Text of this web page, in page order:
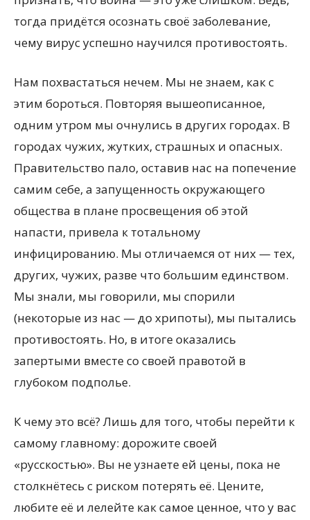
тогда придётся осознать своё заболевание,
чему вирус успешно научился противостоять.
Нам похвастаться нечем. Мы не знаем, как с
этим бороться. Повторяя вышеописанное,
одним утром мы очнулись в других городах. В
городах чужих, жутких, страшных и опасных.
Правительство пало, оставив нас на попечение
самим себе, а запущенность окружающего
общества в плане просвещения об этой
напасти, привела к тотальному
инфицированию. Мы отличаемся от них — тех,
других, чужих, разве что большим единством.
Мы знали, мы говорили, мы спорили
(некоторые из нас — до хрипоты), мы пытались
противостоять. Но, в итоге оказались
запертыми вместе со своей правотой в
глубоком подполье.
К чему это всё? Лишь для того, чтобы перейти к
самому главному: дорожите своей
«русскостью». Вы не узнаете ей цены, пока не
столкнётесь с риском потерять её. Цените,
любите её и лелейте как самое ценное, что у вас